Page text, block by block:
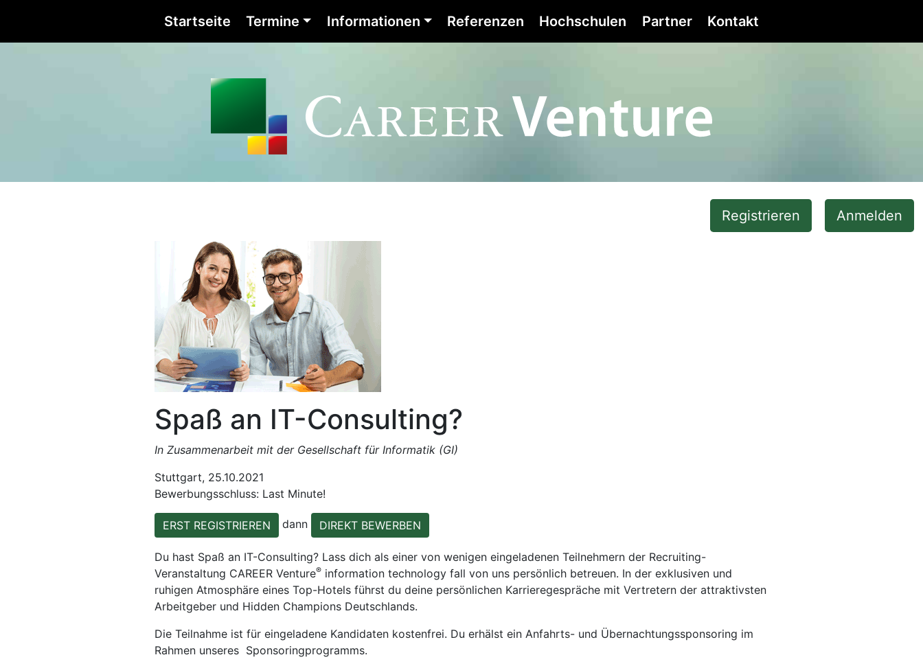
Startseite Termine Informationen Referenzen Hochschulen Partner Kontakt
Registrieren Anmelden
Spaß an IT-Consulting?
In Zusammenarbeit mit der Gesellschaft für Informatik (GI)
Stuttgart, 25.10.2021
Bewerbungsschluss: Last Minute!
ERST REGISTRIEREN dann DIREKT BEWERBEN
Du hast Spaß an IT-Consulting? Lass dich als einer von wenigen eingeladenen Teilnehmern der Recruiting-
Veranstaltung CAREER Venture®information technology fall von uns persönlich betreuen. In der exklusiven und
ruhigen Atmosphäre eines Top-Hotels führst du deine persönlichen Karrieregespräche mit Vertretern der attraktivsten
Arbeitgeber und Hidden Champions Deutschlands.
Die Teilnahme ist für eingeladene Kandidaten kostenfrei. Du erhälst ein Anfahrts- und Übernachtungssponsoring im
Rahmen unseres Sponsoringprogramms.